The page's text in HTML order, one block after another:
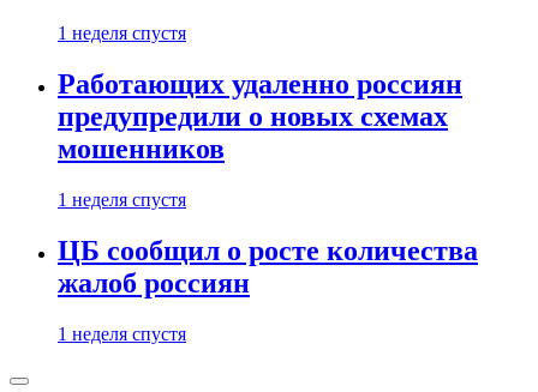
1 неделя спустя
Работающих удаленно россиян
предупредили о новых схемах
мошенников
1 неделя спустя
ЦБ сообщил о росте количества
жалоб россиян
1 неделя спустя